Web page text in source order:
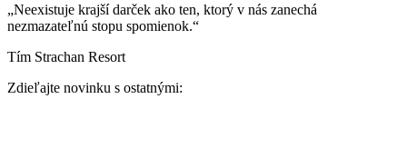
„Neexistuje krajší darček ako ten, ktorý v nás zanechá
nezmazateľnú stopu spomienok.“
Tím Strachan Resort
Zdieľajte novinku s ostatnými: